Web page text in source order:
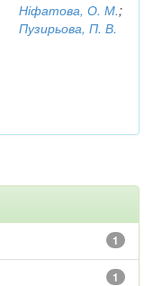
Ніфатова, О. М.;
Пузирьова, П. В.
1
1